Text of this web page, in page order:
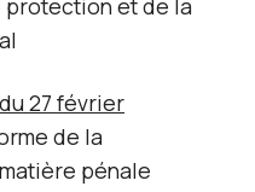
protection et de la
27 février
de la
pénale